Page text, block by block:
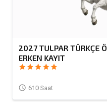
2027 TULPAR TÜRKÇE
ERKEN KAYIT
starstarstarstarstar
access_time 610 Saat